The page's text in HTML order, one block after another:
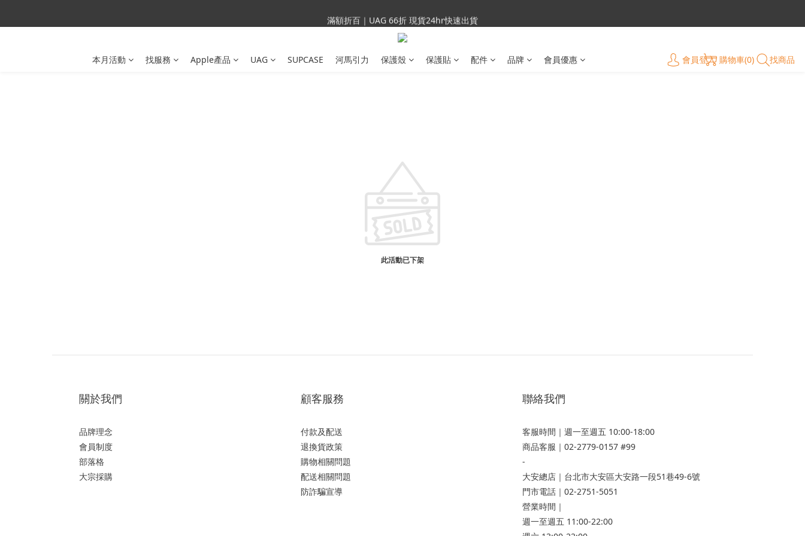
會員699免運｜父親節禮手機殼5折、行動電源66折
滿額折百｜UAG 66折 現貨24hr快速出貨
滿額折百｜SUPCASE iPhone 三星手機殼5折
會員699免運｜父親節禮手機殼5折、行動電源66折
本月活動 找服務 Apple產品 UAG SUPCASE 河馬引力 保護殼 保護貼 配件 品牌 會員優惠 會員登入 購物車(0) 找商品
此活動已下架
關於我們
品牌理念
會員制度
部落格
大宗採購
顧客服務
付款及配送
退換貨政策
購物相關問題
配送相關問題
防詐騙宣導
聯絡我們
客服時間｜週一至週五 10:00-18:00
商品客服｜02-2779-0157 #99
-
大安總店 ｜台北市大安區大安路一段51巷49-6號
門市電話｜02-2751-5051
營業時間｜
週一至週五 11:00-22:00